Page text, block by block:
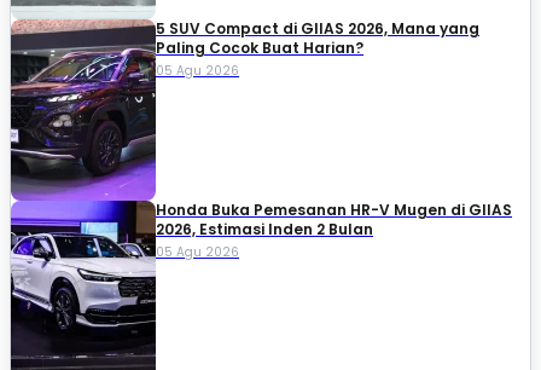
5 SUV Compact di GIIAS 2026, Mana yang
Paling Cocok Buat Harian?
05 Agu 2026
Honda Buka Pemesanan HR-V Mugen di GIIAS
2026, Estimasi Inden 2 Bulan
05 Agu 2026